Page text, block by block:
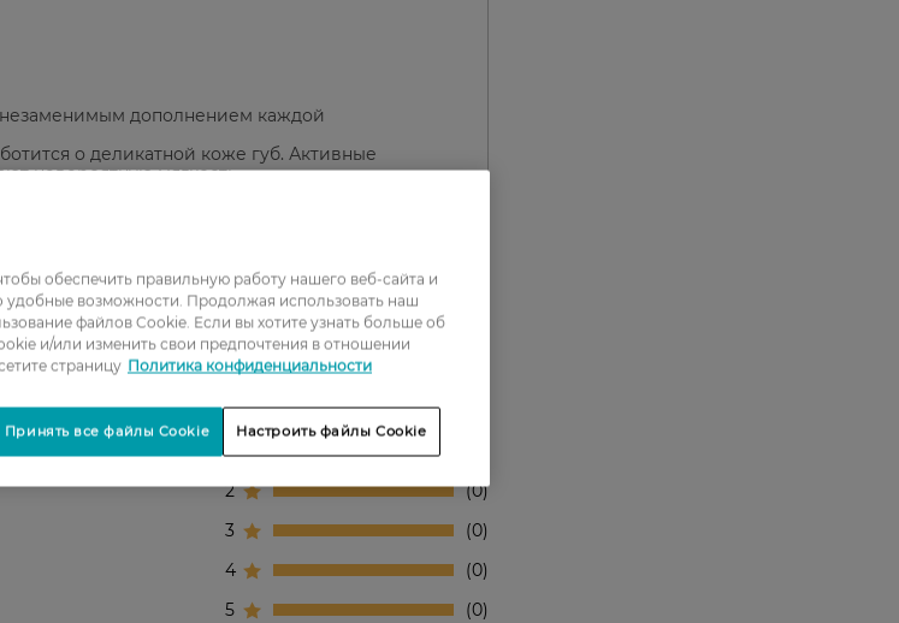
незаменимым дополнением каждой
о деликатной коже губ. Активные
невероятную мягкость.
покрытие, подчеркивая объем губ и
тестировано.
стиля, здоровья и гигиены.
1
2
0
3
0
4
0
5
0
обеспечить правильную работу нашего веб-сайта и
удобные возможности. Продолжая использовать наш
файлов Cookie. Если вы хотите узнать больше об
и/или изменить свои предпочтения в отношении
страницу Политика конфиденциальности
Настроить файлы Cookie
Принять все файлы Cookie